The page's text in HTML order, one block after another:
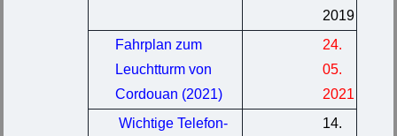
2019
Fahrplan zum
Leuchtturm von
Cordouan (2021)
24.
05.
2021
Wichtige Telefon-
14.